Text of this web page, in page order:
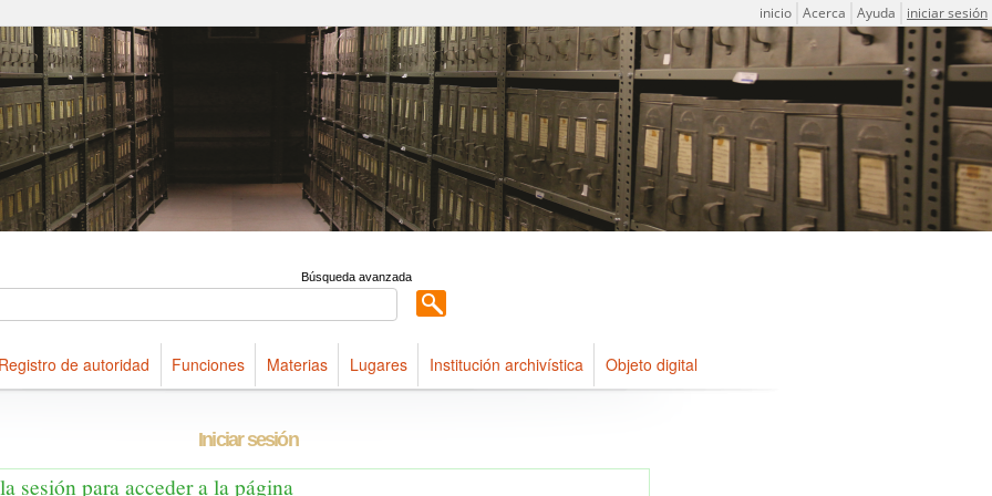
Menú de usuario
inicio Acerca Ayuda iniciar sesión
maintained at Arquivo Público do Estado de São Paulo
Búsqueda avanzada
Registro de autoridad Funciones Materias Lugares Institución archivística Objeto digital
Iniciar sesión
sesión para acceder a la página